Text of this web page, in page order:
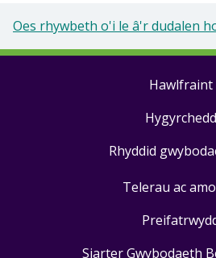
Oes rhywbeth o'i le â'r dudalen
Hawlfraint
Hygyrchedd
Rhyddid
Telerau ac
Siarter Gwybodaeth